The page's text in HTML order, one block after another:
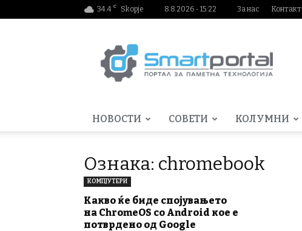
34.4 C Skopje 8.8.2026 - 15:22 За нас Контакт
НОВОСТИ СОВЕТИ КОЛУМНИ
Ознака: chromebook
КОМПЈУТЕРИ
Какво ќе биде спојувањето
на ChromeOS со Android кое е
потврдено од Google